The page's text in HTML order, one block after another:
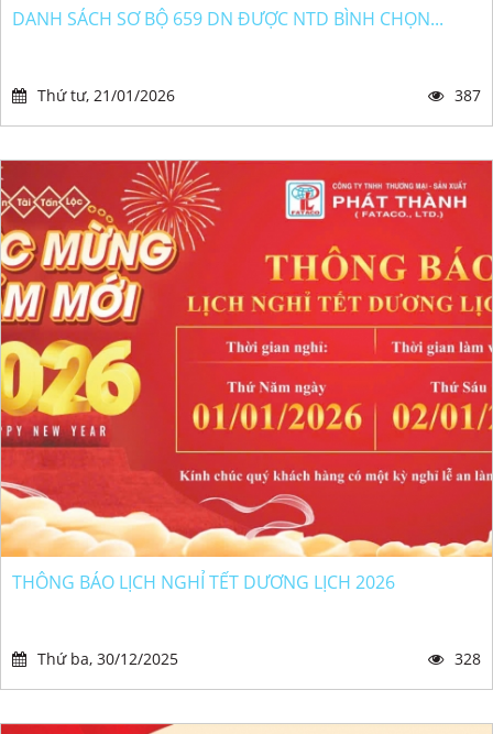
DANH SÁCH SƠ BỘ 659 DN ĐƯỢC NTD BÌNH CHỌN...
Thứ tư, 21/01/2026 387
THÔNG BÁO LỊCH NGHỈ TẾT DƯƠNG LỊCH 2026
Thứ ba, 30/12/2025 328